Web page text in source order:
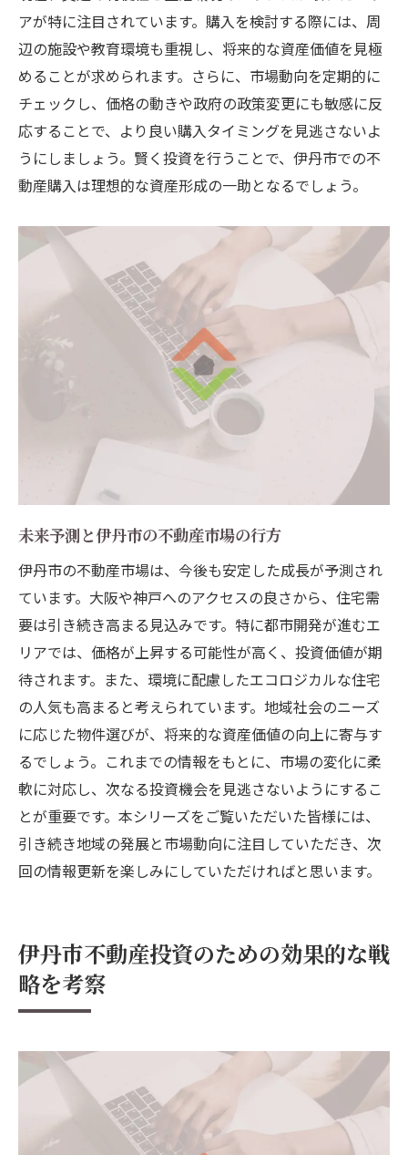
アが特に注目されています。購入を検討する際には、周
辺の施設や教育環境も重視し、将来的な資産価値を見極
めることが求められます。さらに、市場動向を定期的に
チェックし、価格の動きや政府の政策変更にも敏感に反
応することで、より良い購入タイミングを見逃さないよ
うにしましょう。賢く投資を行うことで、伊丹市での不
動産購入は理想的な資産形成の一助となるでしょう。
未来予測と伊丹市の不動産市場の行方
伊丹市の不動産市場は、今後も安定した成長が予測され
ています。大阪や神戸へのアクセスの良さから、住宅需
要は引き続き高まる見込みです。特に都市開発が進むエ
リアでは、価格が上昇する可能性が高く、投資価値が期
待されます。また、環境に配慮したエコロジカルな住宅
の人気も高まると考えられています。地域社会のニーズ
に応じた物件選びが、将来的な資産価値の向上に寄与す
るでしょう。これまでの情報をもとに、市場の変化に柔
軟に対応し、次なる投資機会を見逃さないようにするこ
とが重要です。本シリーズをご覧いただいた皆様には、
引き続き地域の発展と市場動向に注目していただき、次
回の情報更新を楽しみにしていただければと思います。
伊丹市不動産投資のための効果的な戦
略を考察